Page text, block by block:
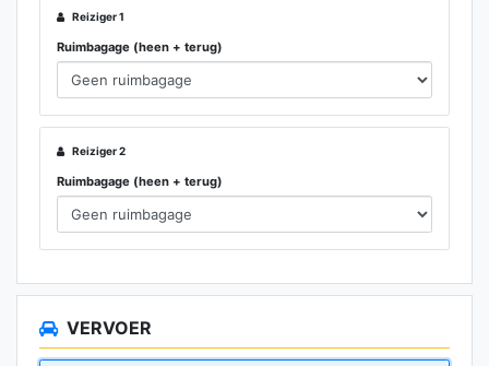
Reiziger 1
Ruimbagage (heen + terug)
Reiziger 2
Ruimbagage (heen + terug)
VERVOER